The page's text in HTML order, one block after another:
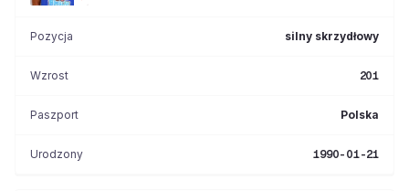
Pozycja silny skrzydłowy
Wzrost 201
Paszport Polska
Urodzony 1990-01-21